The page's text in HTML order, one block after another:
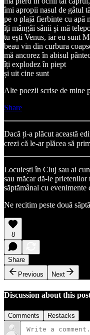
îmi apropii nasul de gâtul
pe o plajă fierbinte cu apă
îți mângâi sânii și mă
tu ești Venus, iar eu sunt
beau vin din curbura
mă ancorez în abisul
îți explodez în piept
și uit cine sunt
Alte poezii scrise de mine
Share
Dacă ți-a plăcut această
crezi că le-ar plăcea să
Locuiești în Cluj sau ai
sau măcar dă-le prietenilor
săptămânal cu evenimente
Ne recitim peste două
8
Share
Previous
Next
Discussion about this
Comments Restacks